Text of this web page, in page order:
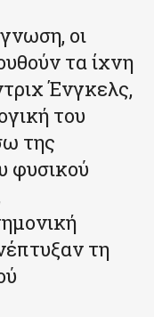
οι
τα ίχνη
Ένγκελς,
του
της
φυσικού
τη